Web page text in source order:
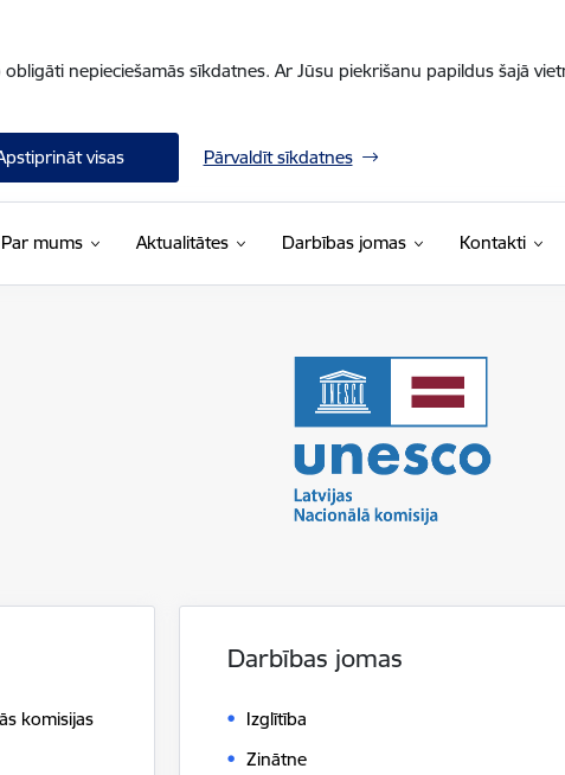
nepieciešamās sīkdatnes. Ar Jūsu piekrišanu papildus šajā
visas Pārvaldīt sīkdatnes
Par mums Aktualitātes Darbības jomas Kontakti
komisijas
Darbības jomas
Izglītība
Zinātne